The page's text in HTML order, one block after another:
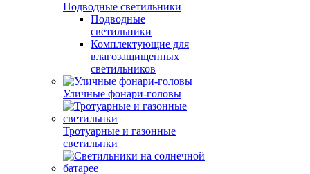
Подводные светильники
Подводные
светильники
Комплектующие для
влагозащищенных
светильников
Уличные фонари-головы
Тротуарные и газонные
светильнки